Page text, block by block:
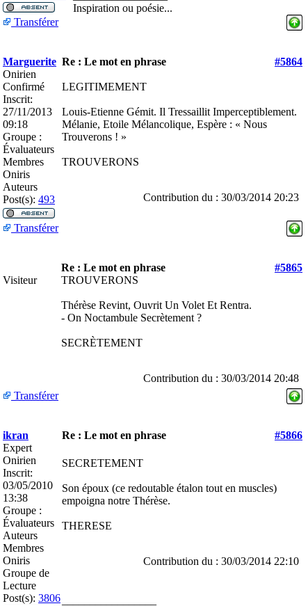
Inspiration ou poésie...
Transférer
Marguerite Re : Le mot en phrase
#5864
Onirien
Confirmé
Inscrit:
27/11/2013
09:18
Groupe :
Évaluateurs
Membres
Oniris
Auteurs
Post(s): 493
LEGITIMEMENT
Louis-Etienne Gémit. Il Tressaillit Imperceptiblement.
Mélanie, Etoile Mélancolique, Espère : « Nous
Trouverons ! »
TROUVERONS
Contribution du : 30/03/2014 20:23
Transférer
Re : Le mot en phrase
#5865
Visiteur
TROUVERONS
Thérèse Revint, Ouvrit Un Volet Et Rentra.
- On Noctambule Secrètement ?
SECRÈTEMENT
Contribution du : 30/03/2014 20:48
Transférer
ikran Re : Le mot en phrase
#5866
Expert
Onirien
Inscrit:
03/05/2010
13:38
Groupe :
Évaluateurs
Auteurs
Membres
Oniris
Groupe de
Lecture
Post(s): 3806
SECRETEMENT
Son époux (ce redoutable étalon tout en muscles)
empoigna notre Thérèse.
THERESE
Contribution du : 30/03/2014 22:10